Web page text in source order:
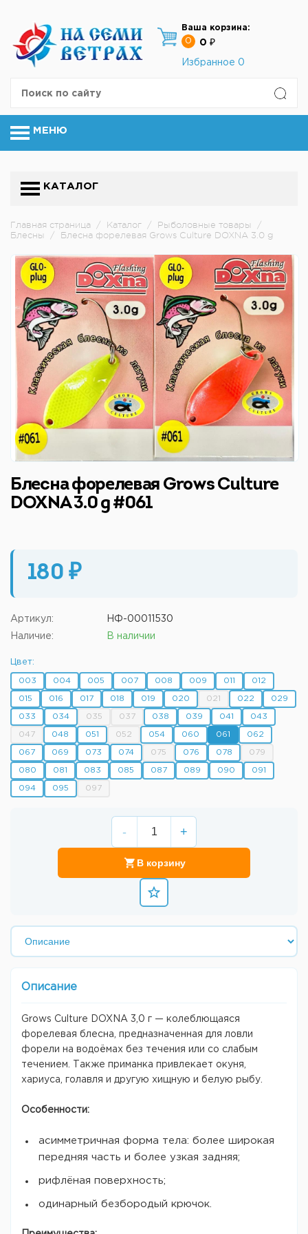
Ваша корзина:
0
0 ₽
Избранное 0
МЕНЮ
КАТАЛОГ
Главная страница / Каталог / Рыболовные товары
/
Блесны
/ Блесна форелевая Grows Culture DOXNA 3.0 g
Блесна форелевая Grows Culture
DOXNA 3.0 g #061
180 ₽
Артикул: НФ-00011530
Наличие: В наличии
Цвет:
003 004 005 007 008 009 011 012
015 016 017 018 019 020 021 022 029
033 034 035 037 038 039 041 043
047 048 051 052 054 060 061 062
067 069 073 074 075 076 078 079
080 081 083 085 087 089 090 091
094 095 097
- +
В корзину
Описание
Grows Culture DOXNA 3,0 г — колеблющаяся
форелевая блесна, предназначенная для ловли
форели на водоёмах без течения или со слабым
течением. Также приманка привлекает окуня,
хариуса, голавля и другую хищную и белую рыбу.
Особенности:
асимметричная форма тела: более широкая
передняя часть и более узкая задняя;
рифлёная поверхность;
одинарный безбородый крючок.